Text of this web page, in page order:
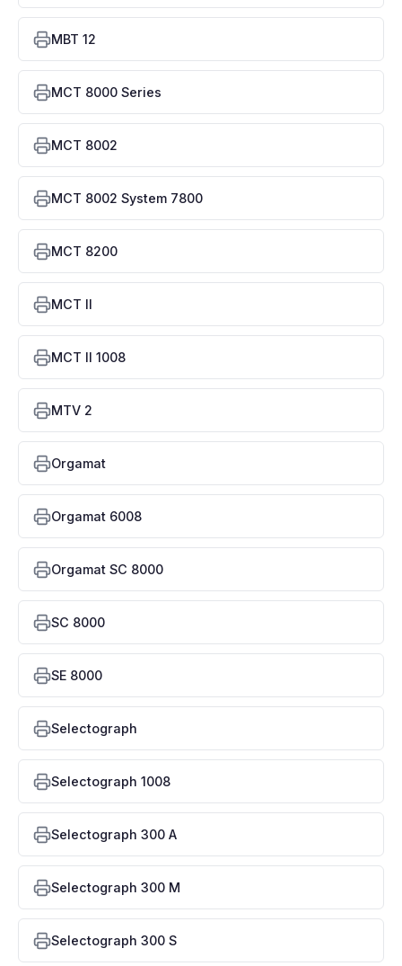
MBT 12
MCT 8000 Series
MCT 8002
MCT 8002 System 7800
MCT 8200
MCT II
MCT II 1008
MTV 2
Orgamat
Orgamat 6008
Orgamat SC 8000
SC 8000
SE 8000
Selectograph
Selectograph 1008
Selectograph 300 A
Selectograph 300 M
Selectograph 300 S